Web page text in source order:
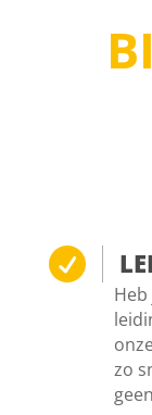

zo